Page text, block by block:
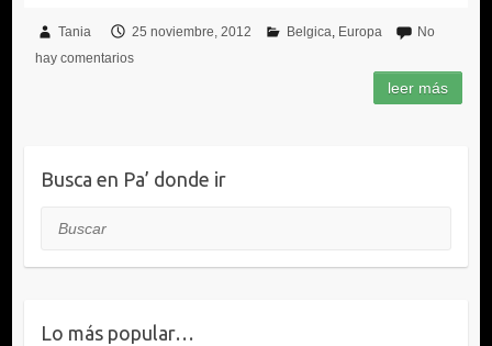
Tania 25 noviembre, 2012 Belgica Europa
No
hay comentarios
Busca en Pa’ donde ir
Buscar
Lo más popular…